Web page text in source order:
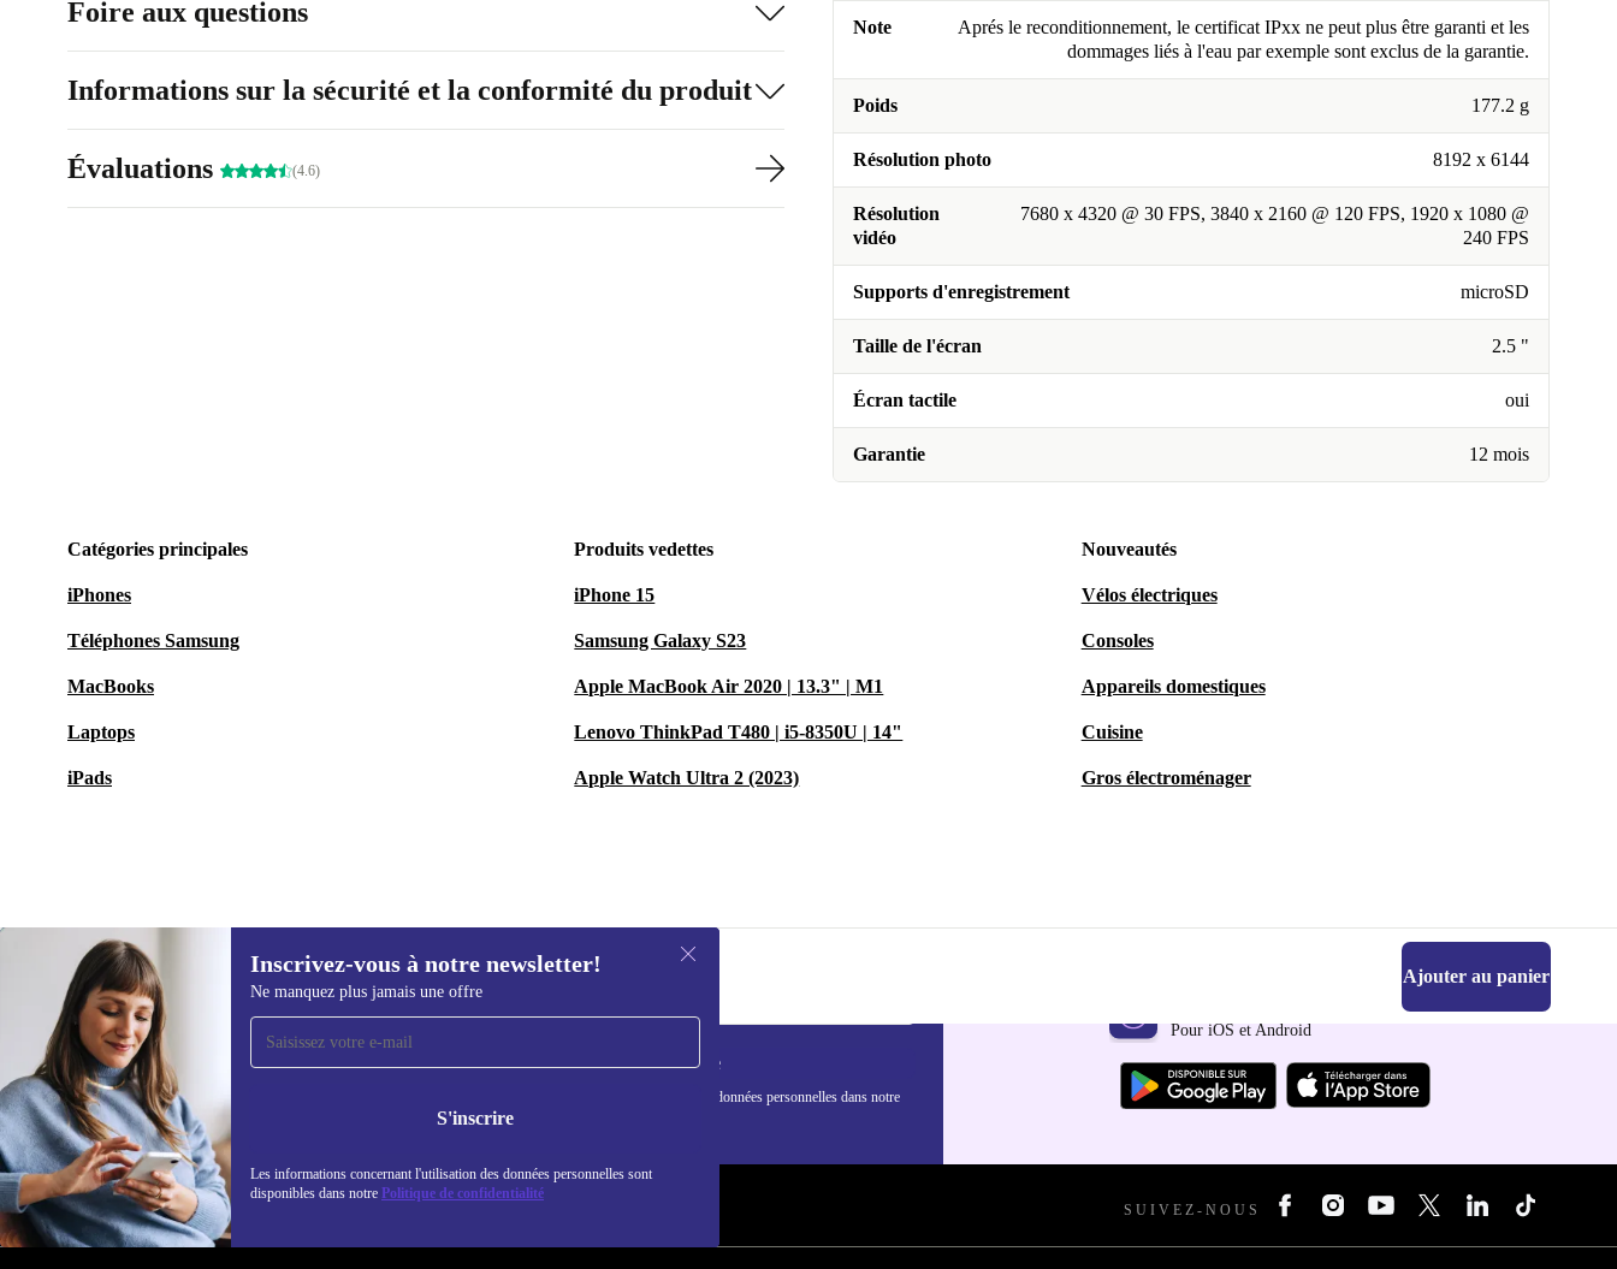
Note
Aprés le reconditionnement, le certificat IPxx ne peut plus être garanti et les
dommages liés à l'eau par exemple sont exclus de la garantie.
Poids 177.2 g
Résolution photo 8192 x 6144
Résolution
vidéo
7680 x 4320 @ 30 FPS, 3840 x 2160 @ 120 FPS, 1920 x 1080 @
240 FPS
Supports d'enregistrement microSD
Taille de l'écran 2.5 "
Écran tactile oui
Garantie 12 mois
Foire aux questions
Informations sur la sécurité et la conformité du produit
Évaluations (4.6)
Catégories principales
iPhones
Téléphones Samsung
MacBooks
Laptops
iPads
Produits vedettes
iPhone 15
Samsung Galaxy S23
Apple MacBook Air 2020 | 13.3" | M1
Lenovo ThinkPad T480 | i5-8350U | 14"
Apple Watch Ultra 2 (2023)
Nouveautés
Vélos électriques
Consoles
Appareils domestiques
Cuisine
Gros électroménager
364,42 € Ajouter au panier
Inscrivez-vous à notre newsletter!
Ne manquez plus jamais une offre
S'inscrire
Les informations concernant l'utilisation des données personnelles sont
disponibles dans notre Politique de confidentialité
Recevoir offres et infos de
refurbed par mail
Ne manquez plus aucune offre.
S'inscrire
Retrouvez les informations sur l'utilisation des données personnelles dans notre
politique de confidentialité
Téléchargez l'application refurbed
Pour iOS et Android
REFURBED LUXEMBOURG - RETHINK NEW. SUIVEZ-NOUS